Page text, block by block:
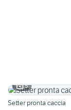
5
Setter pronta caccia